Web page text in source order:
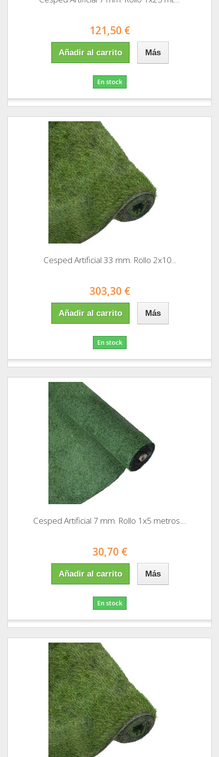
121,50 €
Añadir al carrito Más
En stock
Cesped Artificial 33 mm. Rollo 2x10...
303,30 €
Añadir al carrito Más
En stock
Cesped Artificial 7 mm. Rollo 1x5 metros....
30,70 €
Añadir al carrito Más
En stock